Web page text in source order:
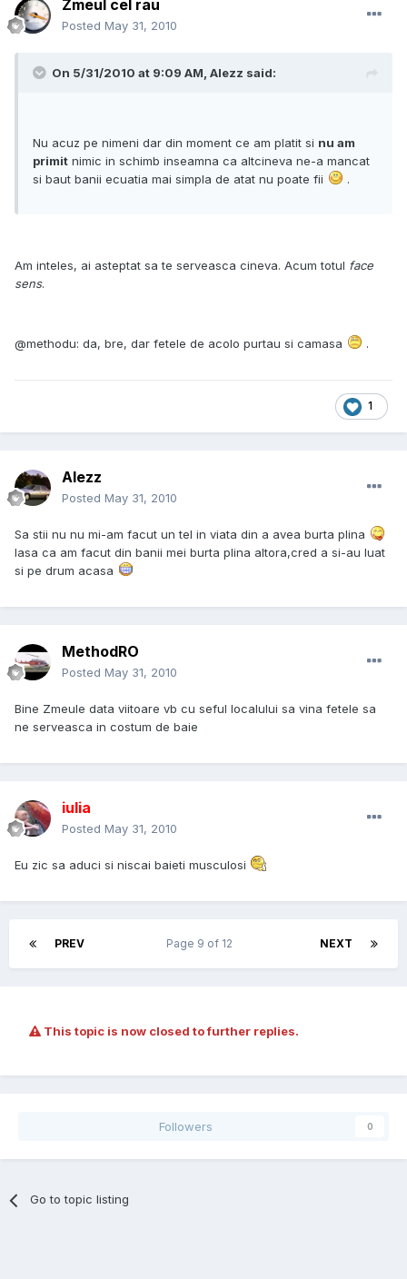
Zmeul cel rau
Posted May 31, 2010
On 5/31/2010 at 9:09 AM, Alezz said:
Nu acuz pe nimeni dar din moment ce am platit si nu am
primit nimic in schimb inseamna ca altcineva ne-a mancat
si baut banii ecuatia mai simpla de atat nu poate fii
.
Am inteles, ai asteptat sa te serveasca cineva. Acum totul face
sens.
@methodu: da, bre, dar fetele de acolo purtau si camasa .
1
Alezz
Posted May 31, 2010
Sa stii nu nu mi-am facut un tel in viata din a avea burta plina
lasa ca am facut din banii mei burta plina altora,cred a si-au luat
si pe drum acasa
MethodRO
Posted May 31, 2010
Bine Zmeule data viitoare vb cu seful localului sa vina fetele sa
ne serveasca in costum de baie
iulia
Posted May 31, 2010
Eu zic sa aduci si niscai baieti musculosi
PREV NEXT
Page 9 of 12
This topic is now closed to further replies.
Followers 0
Go to topic listing